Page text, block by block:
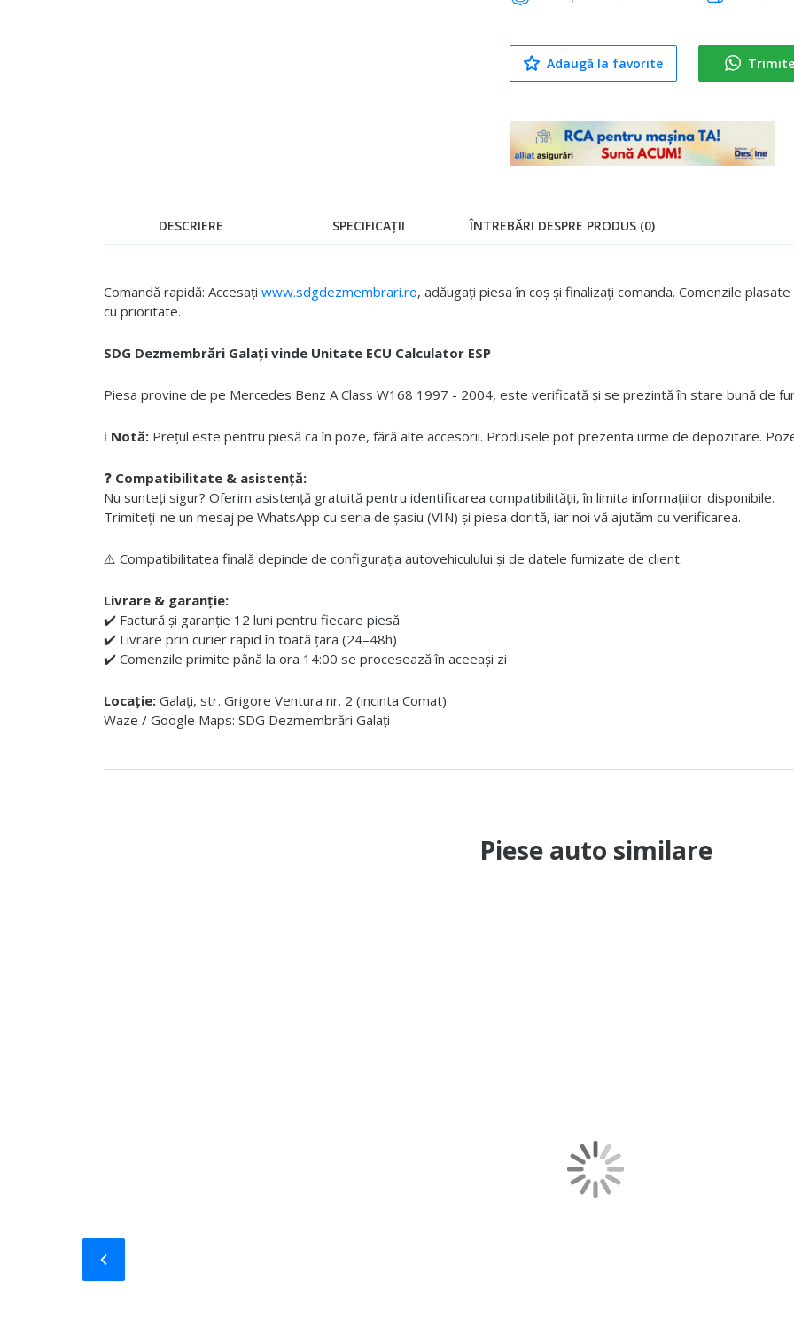
Adaugă la favorite
DESCRIERE
Comandă rapidă: Accesați www.sdgdezmembrari.ro, adăugați piesa în coș și finalizați comanda. Comenzile
cu prioritate.
SDG Dezmembrări Galați vinde Unitate ECU Calculator ESP
Piesa provine de pe Mercedes Benz A Class W168 1997 - 2004, este verificată și se prezintă în stare bună de
ℹ️ Notă: Prețul este pentru piesă ca în poze, fără alte accesorii. Produsele pot prezenta urme de depozitare.
❓ Compatibilitate & asistență:
Nu sunteți sigur? Oferim asistență gratuită pentru identificarea compatibilității, în limita informațiilor disponibile.
Trimiteți-ne un mesaj pe WhatsApp cu seria de șasiu (VIN) și piesa dorită, iar noi vă ajutăm cu verificarea.
⚠️ Compatibilitatea finală depinde de configurația autovehiculului și de datele furnizate de client.
Livrare & garanție:
✔️ Factură și garanție 12 luni pentru fiecare piesă
✔️ Livrare prin curier rapid în toată țara (24–48h)
✔️ Comenzile primite până la ora 14:00 se procesează în aceeași zi
Locație: Galați, str. Grigore Ventura nr. 2 (incinta Comat)
Waze / Google Maps: SDG Dezmembrări Galați
SPECIFICAȚII ÎNTREBĂRI DESPRE PRODUS (0)
Piese auto similare
Slide-ul anterior